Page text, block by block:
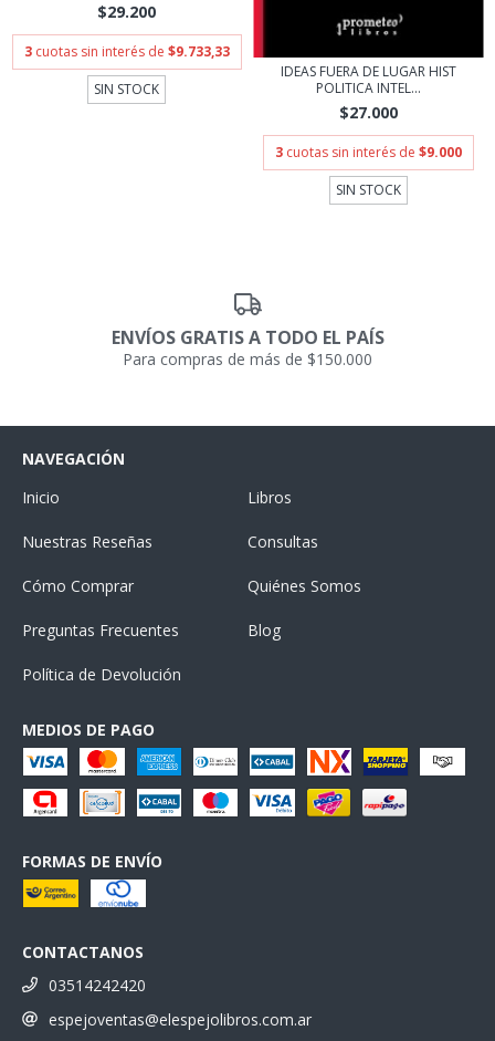
$29.200
3 cuotas sin interés de $9.733,33
SIN STOCK
IDEAS FUERA DE LUGAR HIST
POLITICA INTEL...
$27.000
3 cuotas sin interés de $9.000
SIN STOCK
ENVÍOS GRATIS A TODO EL PAÍS
Para compras de más de $150.000
NAVEGACIÓN
Inicio
Libros
Nuestras Reseñas Consultas
Cómo Comprar Quiénes Somos
Preguntas Frecuentes Blog
Política de Devolución
MEDIOS DE PAGO
FORMAS DE ENVÍO
CONTACTANOS
03514242420
espejoventas@elespejolibros.com.ar